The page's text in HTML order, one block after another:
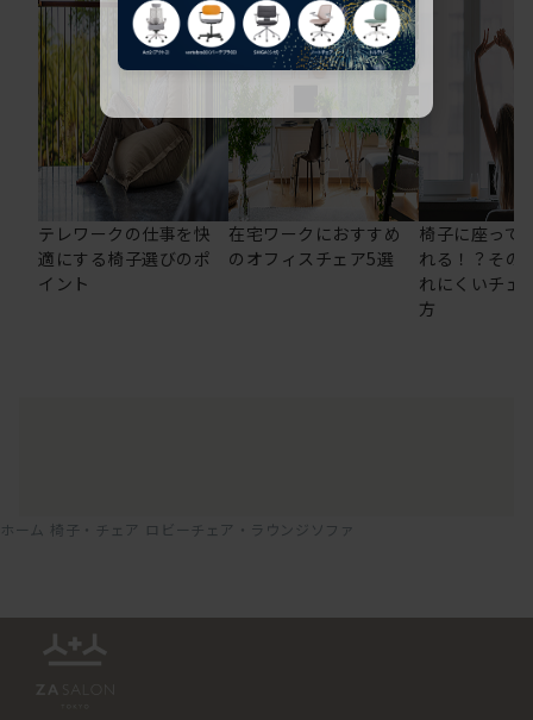
テレワークの仕事を快
適にする椅子選びのポ
イント
在宅ワークにおすすめ
のオフィスチェア5選
椅子に座って
れる！？その
れにくいチェ
方
ホーム 椅子・チェア ロビーチェア・ラウンジソファ